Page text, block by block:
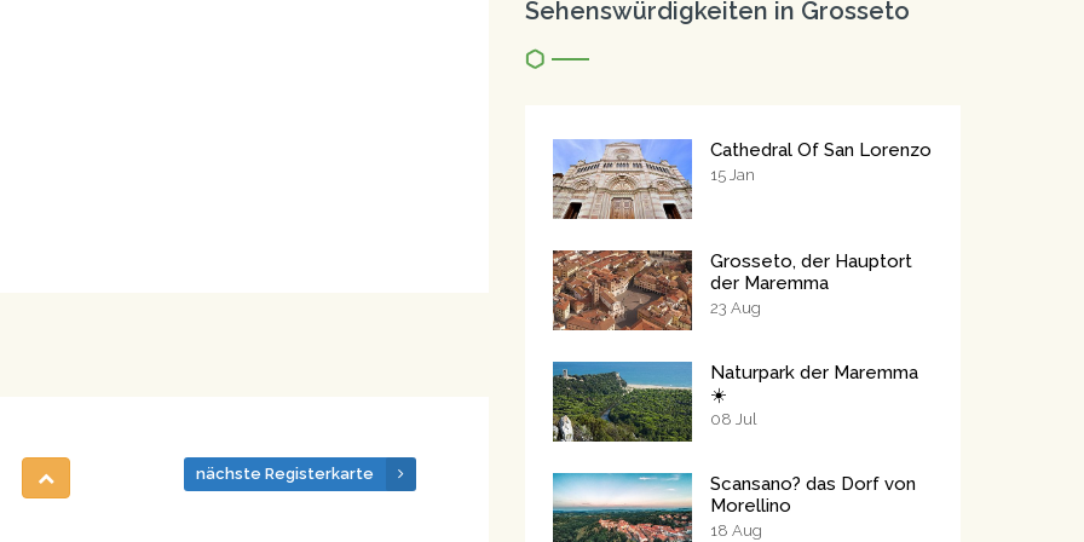
nächste Registerkarte
Sehenswürdigkeiten in Grosseto
Cathedral Of San Lorenzo
15 Jan
Grosseto, der Hauptort
der Maremma
23 Aug
Naturpark der Maremma
☀️
08 Jul
Scansano? das Dorf von
Morellino
18 Aug